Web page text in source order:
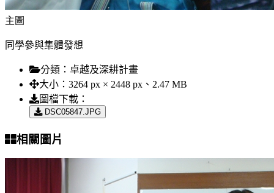
主圖
同學參與集體發想
分類： 卓越及深耕計畫
大小： 3264 px × 2448 px、2.47 MB
圖檔下載：
DSC05847.JPG
相關圖片